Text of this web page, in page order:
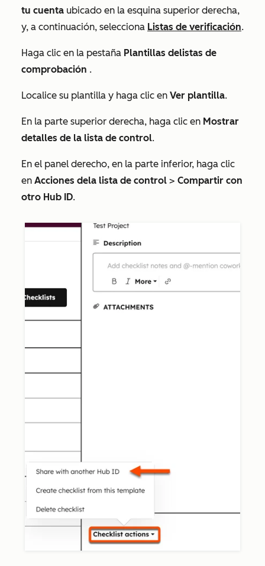
tu cuenta ubicado en la esquina superior derecha,
y, a continuación, selecciona Listas de verificación.
Haga clic en la pestaña Plantillas delistas de
comprobación .
Localice su plantilla y haga clic en Ver plantilla.
En la parte superior derecha, haga clic en Mostrar
detalles de la lista de control.
En el panel derecho, en la parte inferior, haga clic
en Acciones dela lista de control > Compartir con
otro Hub ID.